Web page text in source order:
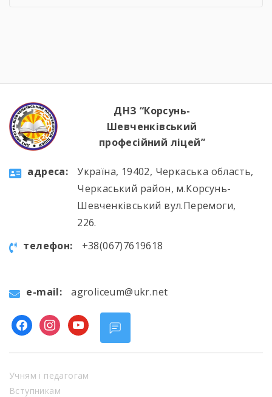
ДНЗ “Корсунь-
Шевченківський
професійний ліцей”
aдресa:
Україна, 19402, Черкаська область,
Черкаський район, м.Корсунь-
Шевченківський вул.Перемоги,
226.
телефон:
+38(067)7619618
e-mail: agroliceum@ukr.net
facebookinstagram
youtube
Учням і педагогам
Вступникам